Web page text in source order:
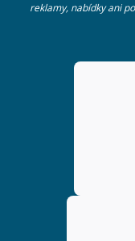
reklamy, nabídky ani